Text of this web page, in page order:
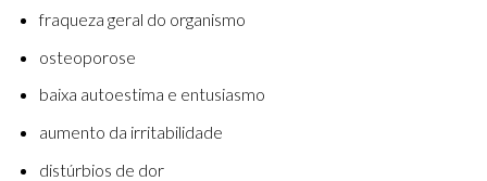
fraqueza geral do organismo
osteoporose
baixa autoestima e entusiasmo
aumento da irritabilidade
distúrbios de dor